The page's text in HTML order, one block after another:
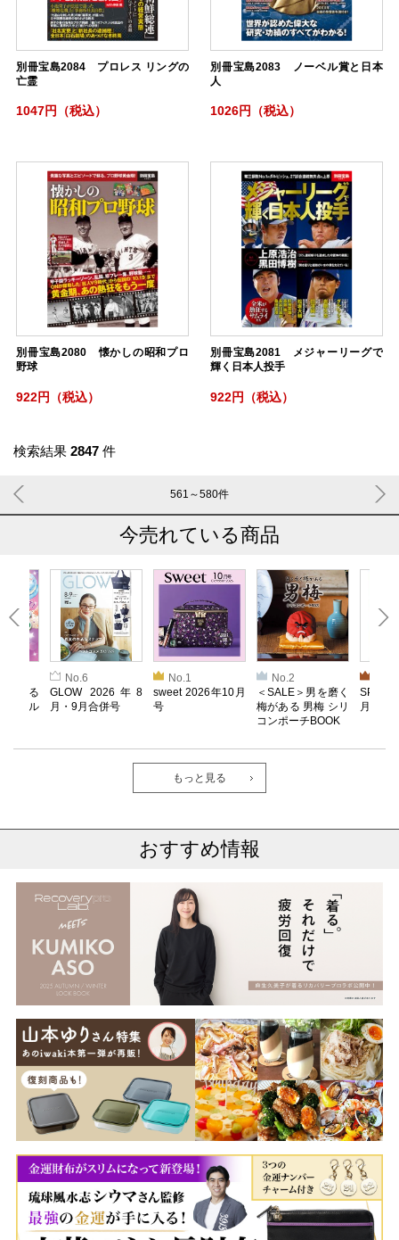
別冊宝島2084 プロレス リングの
亡霊
1047円（税込）
別冊宝島2083 ノーベル賞と日本
人
1026円（税込）
別冊宝島2080 懐かしの昭和プロ
野球
922円（税込）
別冊宝島2081 メジャーリーグで
輝く日本人投手
922円（税込）
検索結果 2847 件
561～580件
今売れている商品
ろける
メル
No.6
GLOW 2026年8
月・9月合併号
No.1
sweet 2026年10月
号
No.2
＜SALE＞男を磨く
梅がある 男梅 シリ
コンポーチBOOK
月号
もっと見る
おすすめ情報